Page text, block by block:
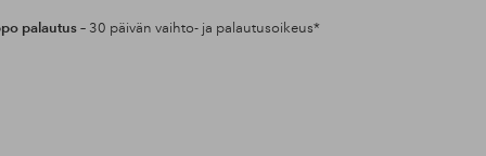
palautus– 30 päivän vaihto- ja palautusoikeus*